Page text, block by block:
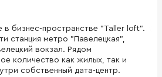
бизнес-пространстве "Taller loft".
станция метро "Павелецкая",
вокзал. Рядом
количество как жилых, так и
собственный дата-центр.